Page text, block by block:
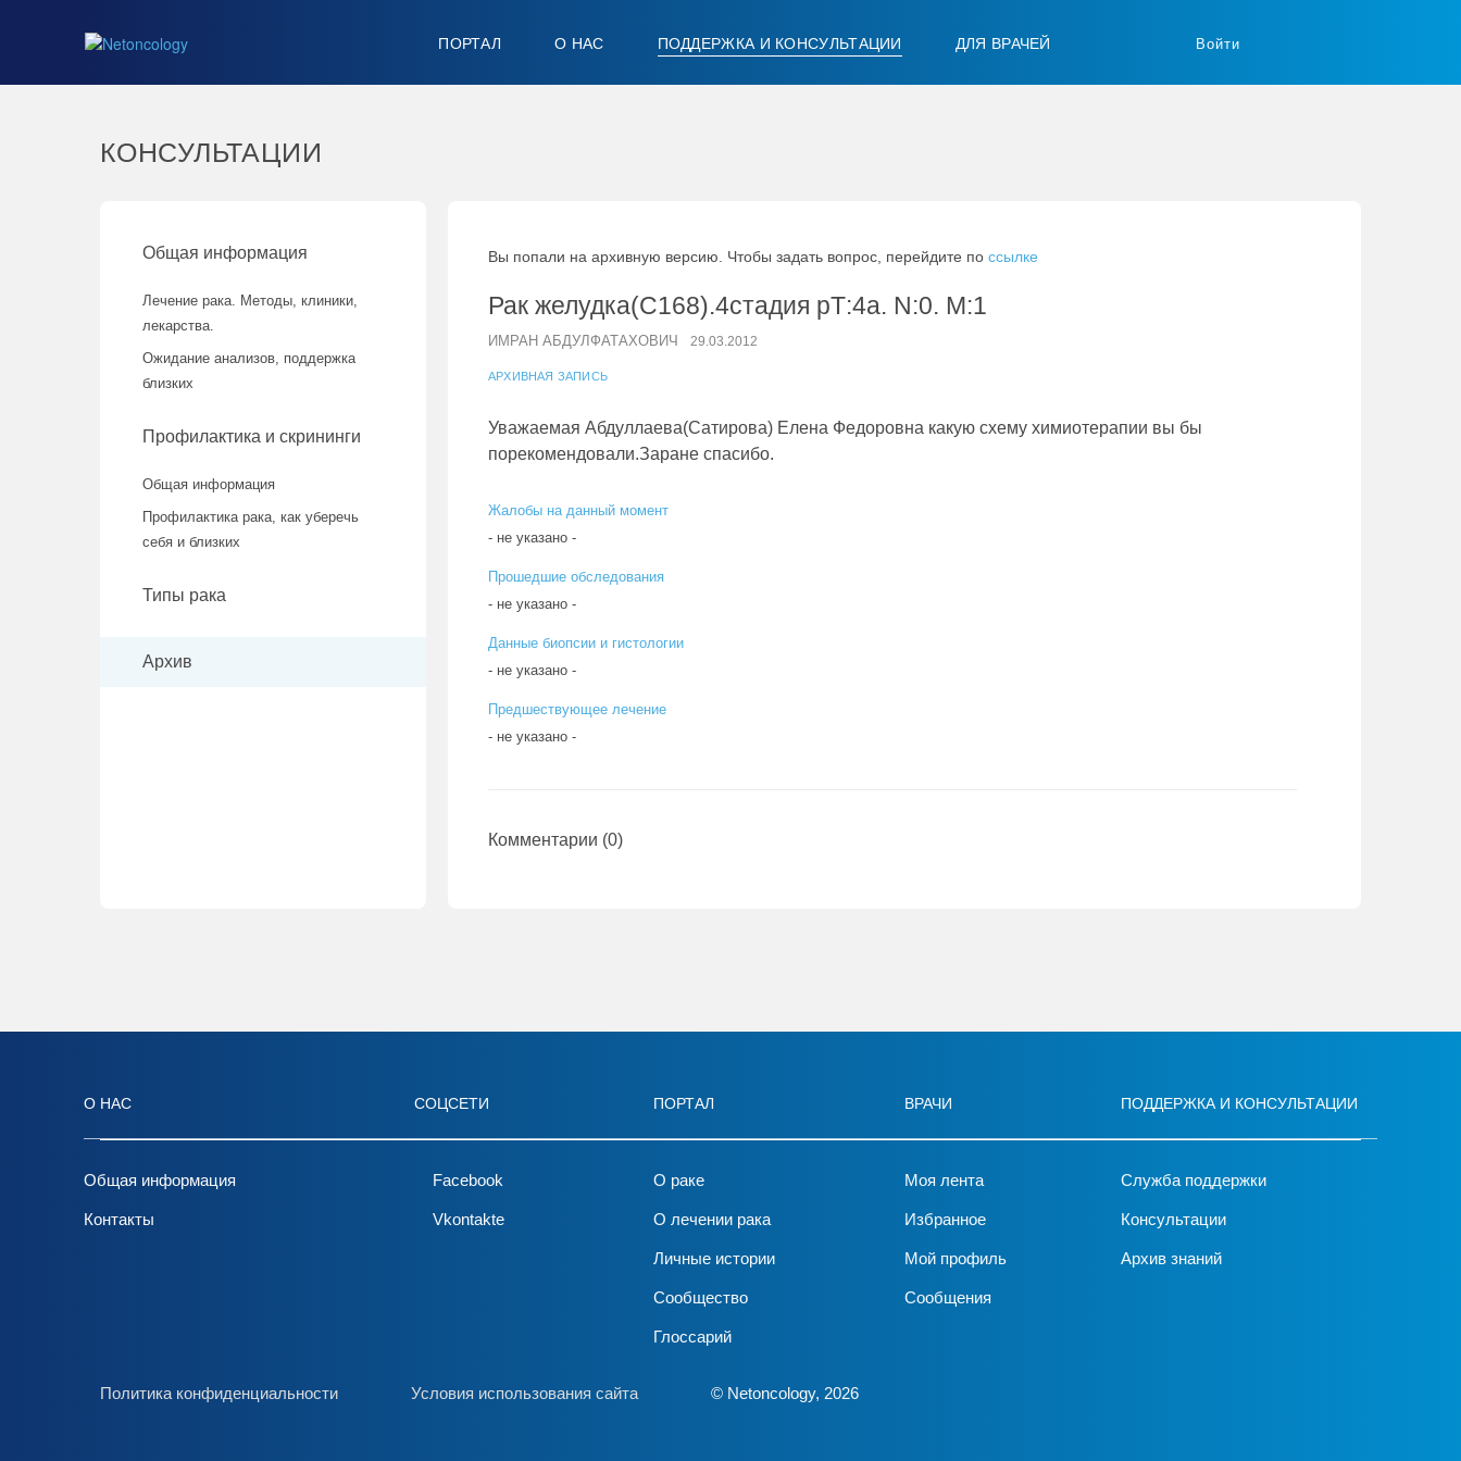
ПОРТАЛ О НАС ПОДДЕРЖКА И КОНСУЛЬТАЦИИ ДЛЯ ВРАЧЕЙ Войти
КОНСУЛЬТАЦИИ
Общая информация
Лечение рака. Методы, клиники,
лекарства.
Ожидание анализов, поддержка
близких
Профилактика и скрининги
Общая информация
Профилактика рака, как уберечь
себя и близких
Типы рака
Архив
Вы попали на архивную версию. Чтобы задать вопрос, перейдите по ссылке
Рак желудка(С168).4стадия рТ:4а. N:0. М:1
ИМРАН АБДУЛФАТАХОВИЧ 29.03.2012
АРХИВНАЯ ЗАПИСЬ
Уважаемая Абдуллаева(Сатирова) Елена Федоровна какую схему химиотерапии вы бы
порекомендовали.Заране спасибо.
Жалобы на данный момент
- не указано -
Прошедшие обследования
- не указано -
Данные биопсии и гистологии
- не указано -
Предшествующее лечение
- не указано -
Комментарии (0)
О НАС
Общая информация
Контакты
СОЦСЕТИ
Facebook
Vkontakte
ПОРТАЛ
О раке
О лечении рака
Личные истории
Сообщество
Глоссарий
ВРАЧИ
Моя лента
Избранное
Мой профиль
Сообщения
ПОДДЕРЖКА И КОНСУЛЬТАЦИИ
Служба поддержки
Консультации
Архив знаний
Политика конфиденциальности Условия использования сайта © Netoncology, 2026